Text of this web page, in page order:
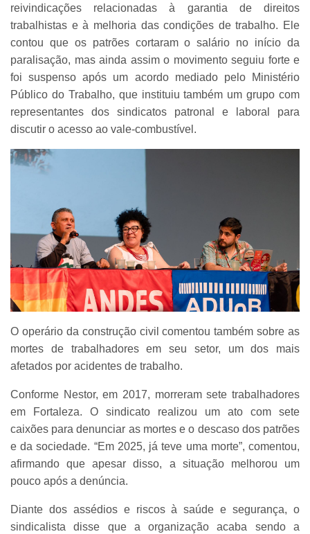
reivindicações relacionadas à garantia de direitos
trabalhistas e à melhoria das condições de trabalho. Ele
contou que os patrões cortaram o salário no início da
paralisação, mas ainda assim o movimento seguiu forte e
foi suspenso após um acordo mediado pelo Ministério
Público do Trabalho, que instituiu também um grupo com
representantes dos sindicatos patronal e laboral para
discutir o acesso ao vale-combustível.
O operário da construção civil comentou também sobre as
mortes de trabalhadores em seu setor, um dos mais
afetados por acidentes de trabalho.
Conforme Nestor, em 2017, morreram sete trabalhadores
em Fortaleza. O sindicato realizou um ato com sete
caixões para denunciar as mortes e o descaso dos patrões
e da sociedade. “Em 2025, já teve uma morte”, comentou,
afirmando que apesar disso, a situação melhorou um
pouco após a denúncia.
Diante dos assédios e riscos à saúde e segurança, o
sindicalista disse que a organização acaba sendo a